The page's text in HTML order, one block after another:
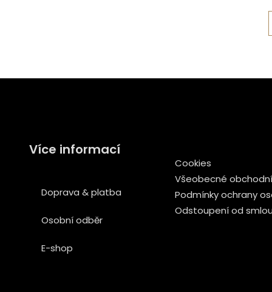
Více informací
Doprava & platba
Osobní odběr
E-shop
Cookies
Všeobecné
Podmínky ochrany
Odstoupení od